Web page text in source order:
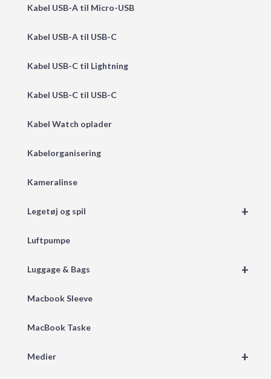
Kabel USB-A til Micro-USB
Kabel USB-A til USB-C
Kabel USB-C til Lightning
Kabel USB-C til USB-C
Kabel Watch oplader
Kabelorganisering
Kameralinse
+
Legetøj og spil
Luftpumpe
+
Luggage & Bags
Macbook Sleeve
MacBook Taske
+
Medier